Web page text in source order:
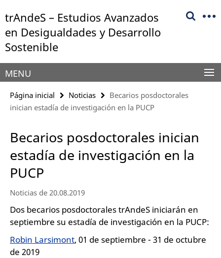
direkt
zu
Inhalt
trAndeS – Estudios Avanzados
en Desigualdades y Desarrollo
Sostenible
Herramientas
de
navegación
MENU
Página inicial Noticias
Becarios posdoctorales
inician estadía de investigación en la PUCP
Becarios posdoctorales inician
estadía de investigación en la
PUCP
Noticias de 20.08.2019
Dos becarios posdoctorales trAndeS iniciarán en
septiembre su estadía de investigación en la PUCP:
Robin Larsimont, 01 de septiembre - 31 de octubre
de 2019